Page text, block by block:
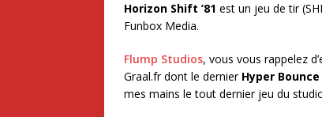
Horizon Shift ’81 est un jeu de tir
Funbox Media.
Flump Studios, vous vous rappelez
Graal.fr dont le dernier Hyper
mes mains le tout dernier jeu du